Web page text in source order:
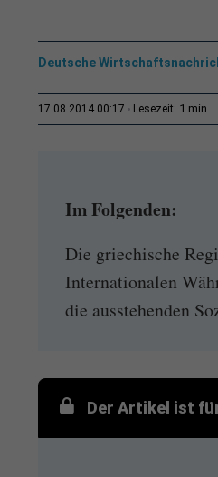
Deutsche
17.08.2014 00:17 Lesezeit: 1 min
Im Folgenden:
Die griechische
Internationalen
die ausstehenden
Der Artikel ist